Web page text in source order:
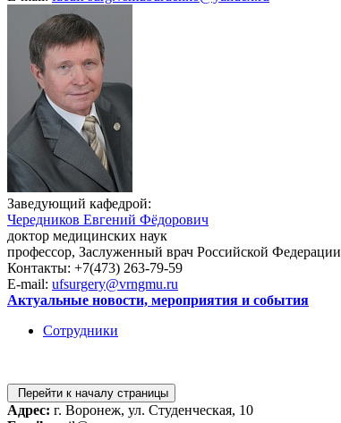
Заведующий кафедрой:
Чередников Евгений Фёдорович
доктор медицинских наук
профессор, Заслуженный врач Российской Федерации
Контакты: +7(473) 263-79-59
E-mail: ufsurgery@vrngmu.ru
Актуальные новости, мероприятия и события
Сотрудники
Перейти к началу страницы
Адрес: г. Воронеж, ул. Студенческая, 10